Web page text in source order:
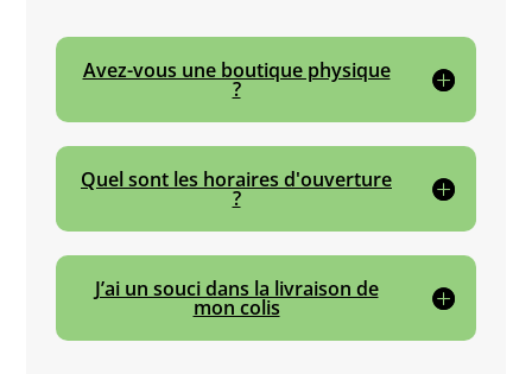
Avez-vous une boutique physique
?
Quel sont les horaires d'ouverture
?
J’ai un souci dans la livraison de
mon colis